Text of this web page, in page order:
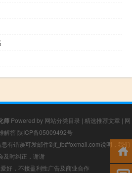
师 Powered by 网站分类目录 | 精选推荐文章 | 网
解答 陕ICP备05009492号
有错误可发邮件到f_fb#foxmail.com说明，我们
及时纠正，谢谢
好，不接盈利性广告及商业合作